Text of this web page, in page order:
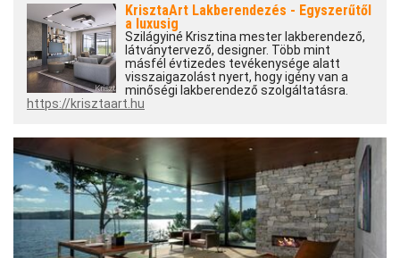
KrisztaArt Lakberendezés - Egyszerűtől
a luxusig
Szilágyiné Krisztina mester lakberendező,
látványtervező, designer. Több mint
másfél évtizedes tevékenysége alatt
visszaigazolást nyert, hogy igény van a
minőségi lakberendező szolgáltatásra.
https://krisztaart.hu